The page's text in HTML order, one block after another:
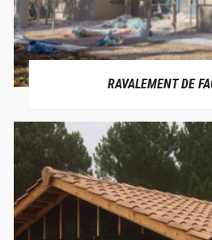
RAVALEMENT DE